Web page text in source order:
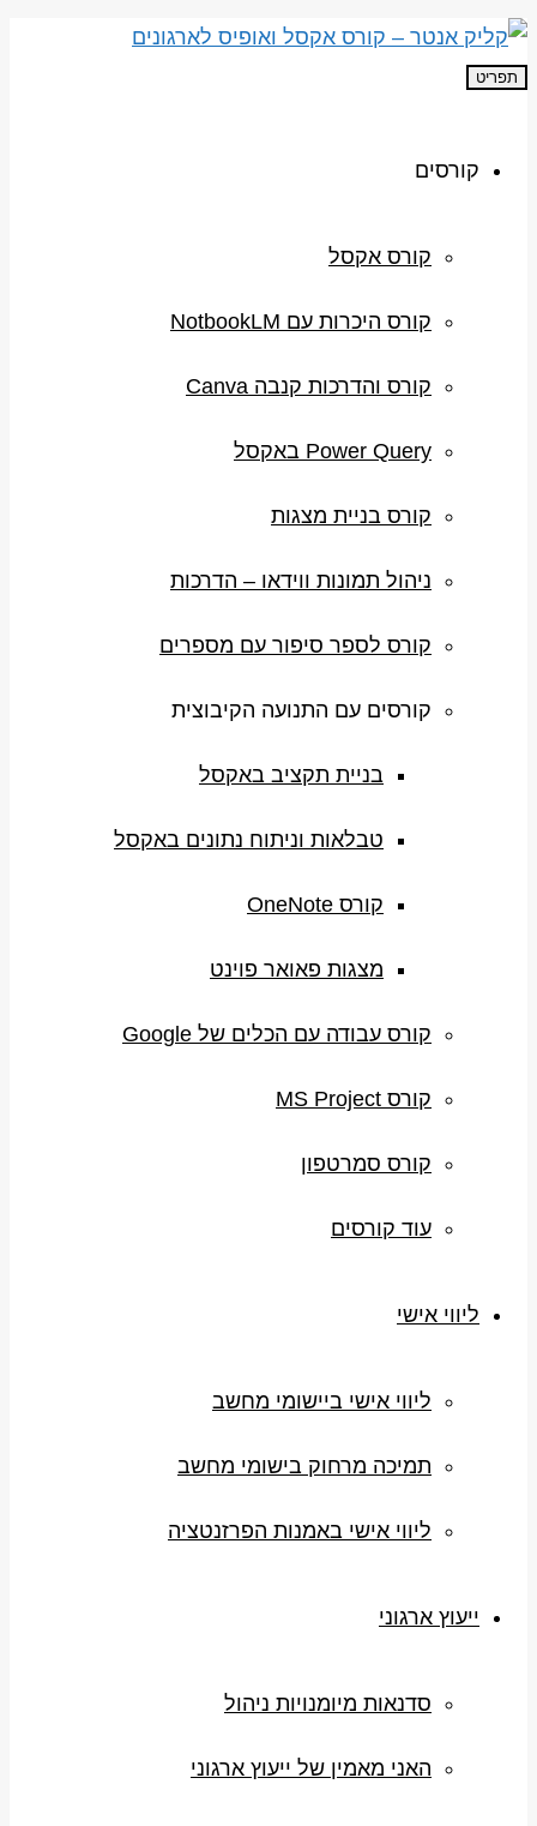
תפריט
קורסים
קורס אקסל
קורס היכרות עם NotbookLM
קורס והדרכות קנבה Canva
Power Query באקסל
קורס בניית מצגות
ניהול תמונות ווידאו – הדרכות
קורס לספר סיפור עם מספרים
קורסים עם התנועה הקיבוצית
בניית תקציב באקסל
טבלאות וניתוח נתונים באקסל
קורס OneNote
מצגות פאואר פוינט
קורס עבודה עם הכלים של Google
קורס MS Project
קורס סמרטפון
עוד קורסים
ליווי אישי
ליווי אישי ביישומי מחשב
תמיכה מרחוק בישומי מחשב
ליווי אישי באמנות הפרזנטציה
ייעוץ ארגוני
סדנאות מיומנויות ניהול
האני מאמין של ייעוץ ארגוני